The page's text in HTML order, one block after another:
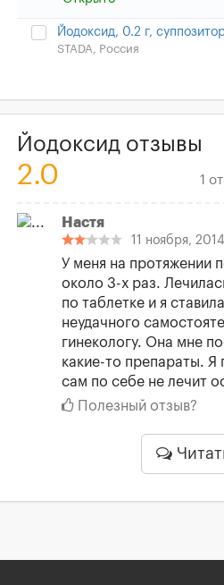
Йодоксид, 0.2 г,
STADA, Россия
Йодоксид отзывы
2.0 1
Настя
11 ноября,
У меня на протяжении
около 3-х раз.
по таблетке и я
неудачного
гинекологу. Она мне
какие-то препараты.
сам по себе не лечит
Полезный отзыв?